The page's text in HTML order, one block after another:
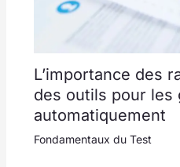
L’importance des
des outils pour les
automatiquement
Fondamentaux du Test